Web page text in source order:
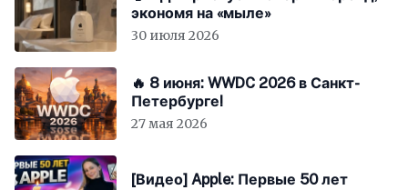
экономя на «мыле»
30 июля 2026
🔥 8 июня: WWDC 2026 в Санкт-
Петербурге!
27 мая 2026
[Видео] Apple: Первые 50 лет